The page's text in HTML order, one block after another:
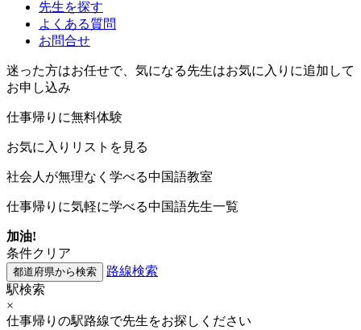
先生を探す
よくある質問
お問合せ
迷った方はお任せで、気になる先生はお気に入りに追加して
お申し込み
仕事帰りに無料体験
お気に入りリストを見る
社会人が無理なく学べる中国語教室
仕事帰りに気軽に学べる中国語先生一覧
加油!
条件クリア
路線検索
駅検索
×
仕事帰りの駅路線で先生をお探しください